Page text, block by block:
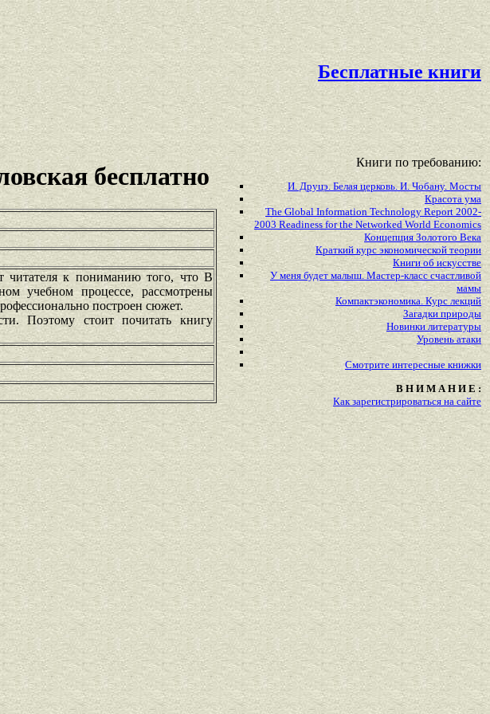
Бесплатные книги
бесплатно
читателя к пониманию того, что В
учебном процессе, рассмотрены
построен сюжет.
Поэтому стоит почитать книгу
Книги по требованию:
И. Друцэ. Белая церковь. И. Чобану. Мосты
Красота ума
The Global Information Technology Report 2002-
2003 Readiness for the Networked World Economics
Концепция Золотого Века
Краткий курс экономической теории
Книги об искусстве
У меня будет малыш. Мастер-класс счастливой
мамы
Компактэкономика. Курс лекций
Загадки природы
Новинки литературы
Уровень атаки
Смотрите интересные книжки
В Н И М А Н И Е :
Как зарегистрироваться на сайте